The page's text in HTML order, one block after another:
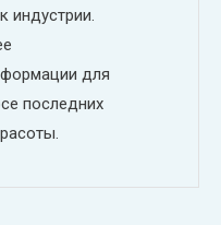
индустрии.
для
последних